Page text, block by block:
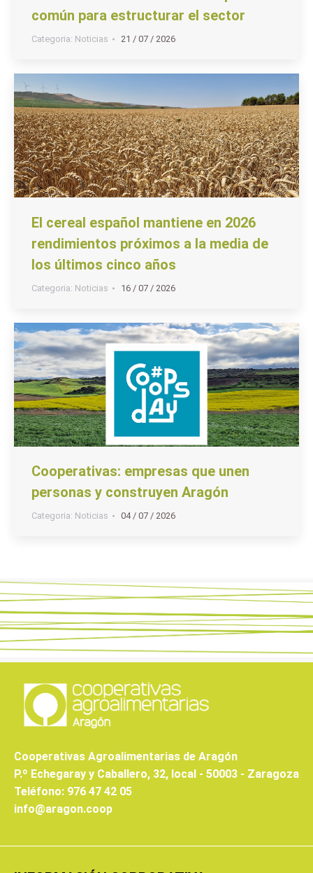
común para estructurar el sector
Categoria: Noticias 21 / 07 / 2026
El cereal español mantiene en 2026
rendimientos próximos a la media de
los últimos cinco años
Categoria: Noticias 16 / 07 / 2026
Cooperativas: empresas que unen
personas y construyen Aragón
Categoria: Noticias 04 / 07 / 2026
Cooperativas Agroalimentarias de Aragón
P.º Echegaray y Caballero, 32, local - 50003 - Zaragoza
Teléfono: 976 47 42 05
info@aragon.coop